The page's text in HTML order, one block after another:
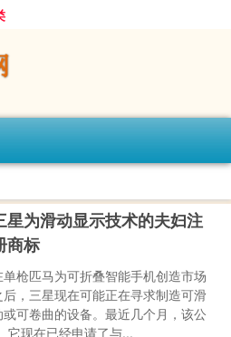
星为滑动显示技术的夫妇注
商标
单枪匹马为可折叠智能手机创造市场
后，三星现在可能正在寻求制造可滑
或可卷曲的设备。最近几个月，该公
它现在已经申请了与...